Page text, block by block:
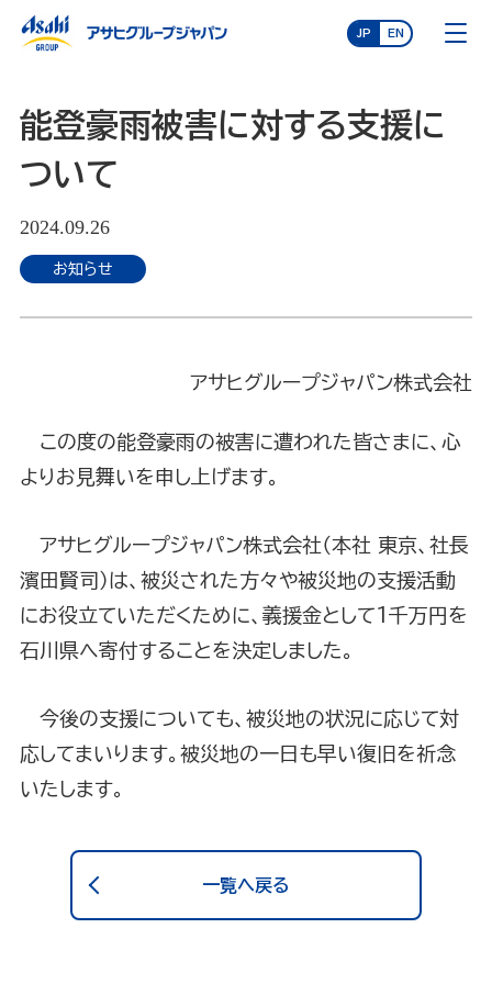
JP EN
能登豪雨被害に対する支援に
ついて
2024.09.26
お知らせ
アサヒグループジャパン株式会社
この度の能登豪雨の被害に遭われた皆さまに、心
よりお見舞いを申し上げます。
アサヒグループジャパン株式会社（本社 東京、社長
濱田賢司）は、被災された方々や被災地の支援活動
にお役立ていただくために、義援金として1千万円を
石川県へ寄付することを決定しました。
今後の支援についても、被災地の状況に応じて対
応してまいります。被災地の一日も早い復旧を祈念
いたします。
一覧へ戻る